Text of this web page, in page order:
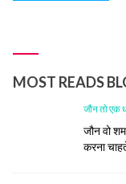
MOST READS
जौन तो एक
जौन वो
करना